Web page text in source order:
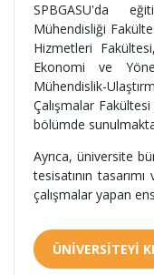
SPBGASU'da
Mühendisliği
Hizmetleri
Ekonomi ve
Mühendislik-
Çalışmalar
bölümde
Ayrıca, üniversite
tesisatının
çalışmalar yapan
ÜNİVERSİTEYİ